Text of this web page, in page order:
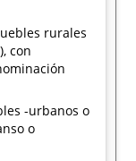
rurales
con
-urbanos o
o